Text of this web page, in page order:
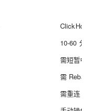
10-60 分钟
需短暂中
需
需重连